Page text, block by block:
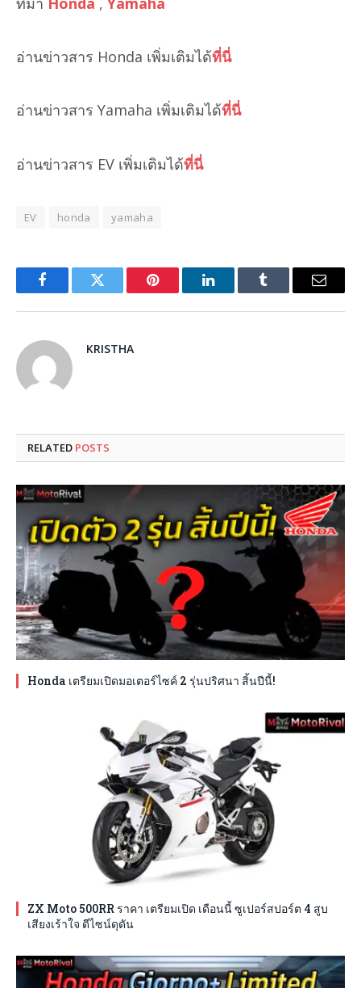
อ่านข่าวสาร Honda เพิ่มเติมได้ที่นี่
อ่านข่าวสาร Yamaha เพิ่มเติมได้ที่นี่
อ่านข่าวสาร EV เพิ่มเติมได้ที่นี่
EV honda yamaha
FacebookTwitter Pinterest LinkedInTumblr Email
KRISTHA
RELATED POSTS
Honda เตรียมเปิดมอเตอร์ไซค์ 2 รุ่นปริศนา สิ้นปีนี้!
ZX Moto 500RR ราคา เตรียมเปิด เดือนนี้ ซูเปอร์สปอร์ต 4 สูบ
เสียงเร้าใจ ดีไซน์ดุดัน